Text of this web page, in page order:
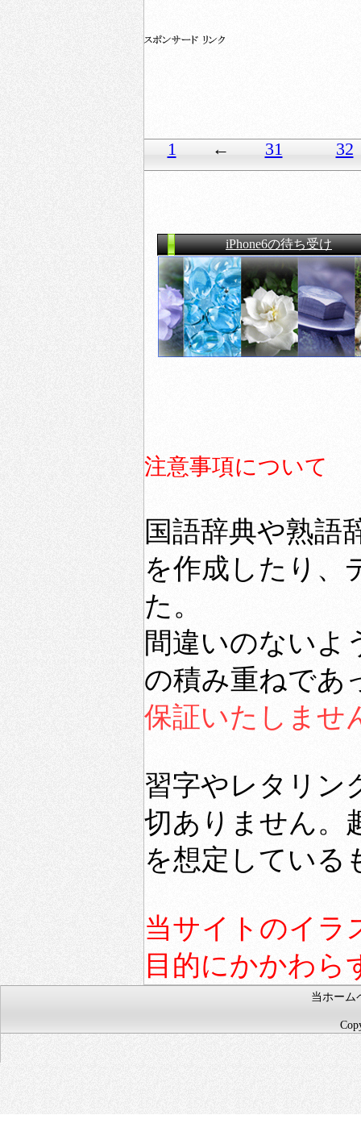
1 ← 31 32
iPhone6の待ち受け
注意事項について
国語辞典や熟語
を作成したり、
た。
間違いのないよ
の積み重ねであ
保証いたしませ
習字やレタリン
切ありません。
を想定している
当サイトのイラ
目的にかかわら
当ホーム